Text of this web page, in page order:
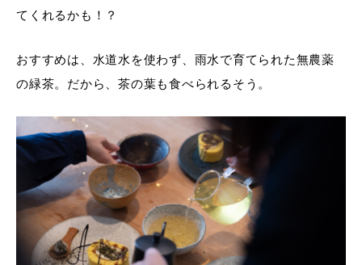
てくれるかも！？
おすすめは、水道水を使わず、雨水で育てられた無農薬
の緑茶。だから、茶の葉も食べられるそう。